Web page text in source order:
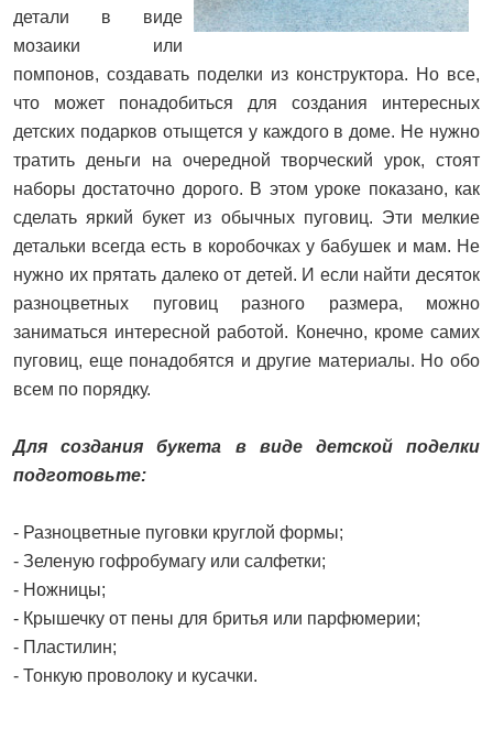
детали в виде
мозаики или
помпонов, создавать поделки из конструктора. Но все,
что может понадобиться для создания интересных
детских подарков отыщется у каждого в доме. Не нужно
тратить деньги на очередной творческий урок, стоят
наборы достаточно дорого. В этом уроке показано, как
сделать яркий букет из обычных пуговиц. Эти мелкие
детальки всегда есть в коробочках у бабушек и мам. Не
нужно их прятать далеко от детей. И если найти десяток
разноцветных пуговиц разного размера, можно
заниматься интересной работой. Конечно, кроме самих
пуговиц, еще понадобятся и другие материалы. Но обо
всем по порядку.
Для создания букета в виде детской поделки
подготовьте:
- Разноцветные пуговки круглой формы;
- Зеленую гофробумагу или салфетки;
- Ножницы;
- Крышечку от пены для бритья или парфюмерии;
- Пластилин;
- Тонкую проволоку и кусачки.